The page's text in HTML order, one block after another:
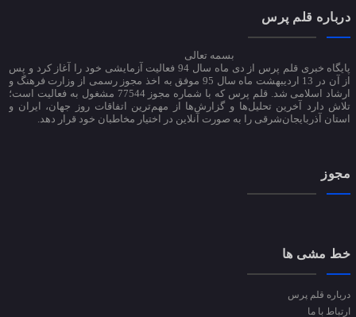
درباره قلم پرس
بسمه تعالی
پایگاه خبری قلم پرس از دی ماه سال 94 فعالیت آزمایشی خود را آغاز کرد و پس
از آن در 13 اردیبهشت ماه سال 95 موفق به اخذ مجوز رسمی از وزارت فرهنگ و
ارشاد اسلامی شد. قلم پرس که با شماره مجوز 77544 مشغول به فعالیت است؛
تلاش دارد آخرین تحلیل‌ها و گزارش‌ها از مهم‌ترین اتفاقات روز جهان، ایران و
استان آذربایجان‌شرقی را به صورت آنلاین در اختیار مخاطبان خود قرار دهد.
مجوز
خط مشی ها
درباره قلم پرس
ارتباط با ما